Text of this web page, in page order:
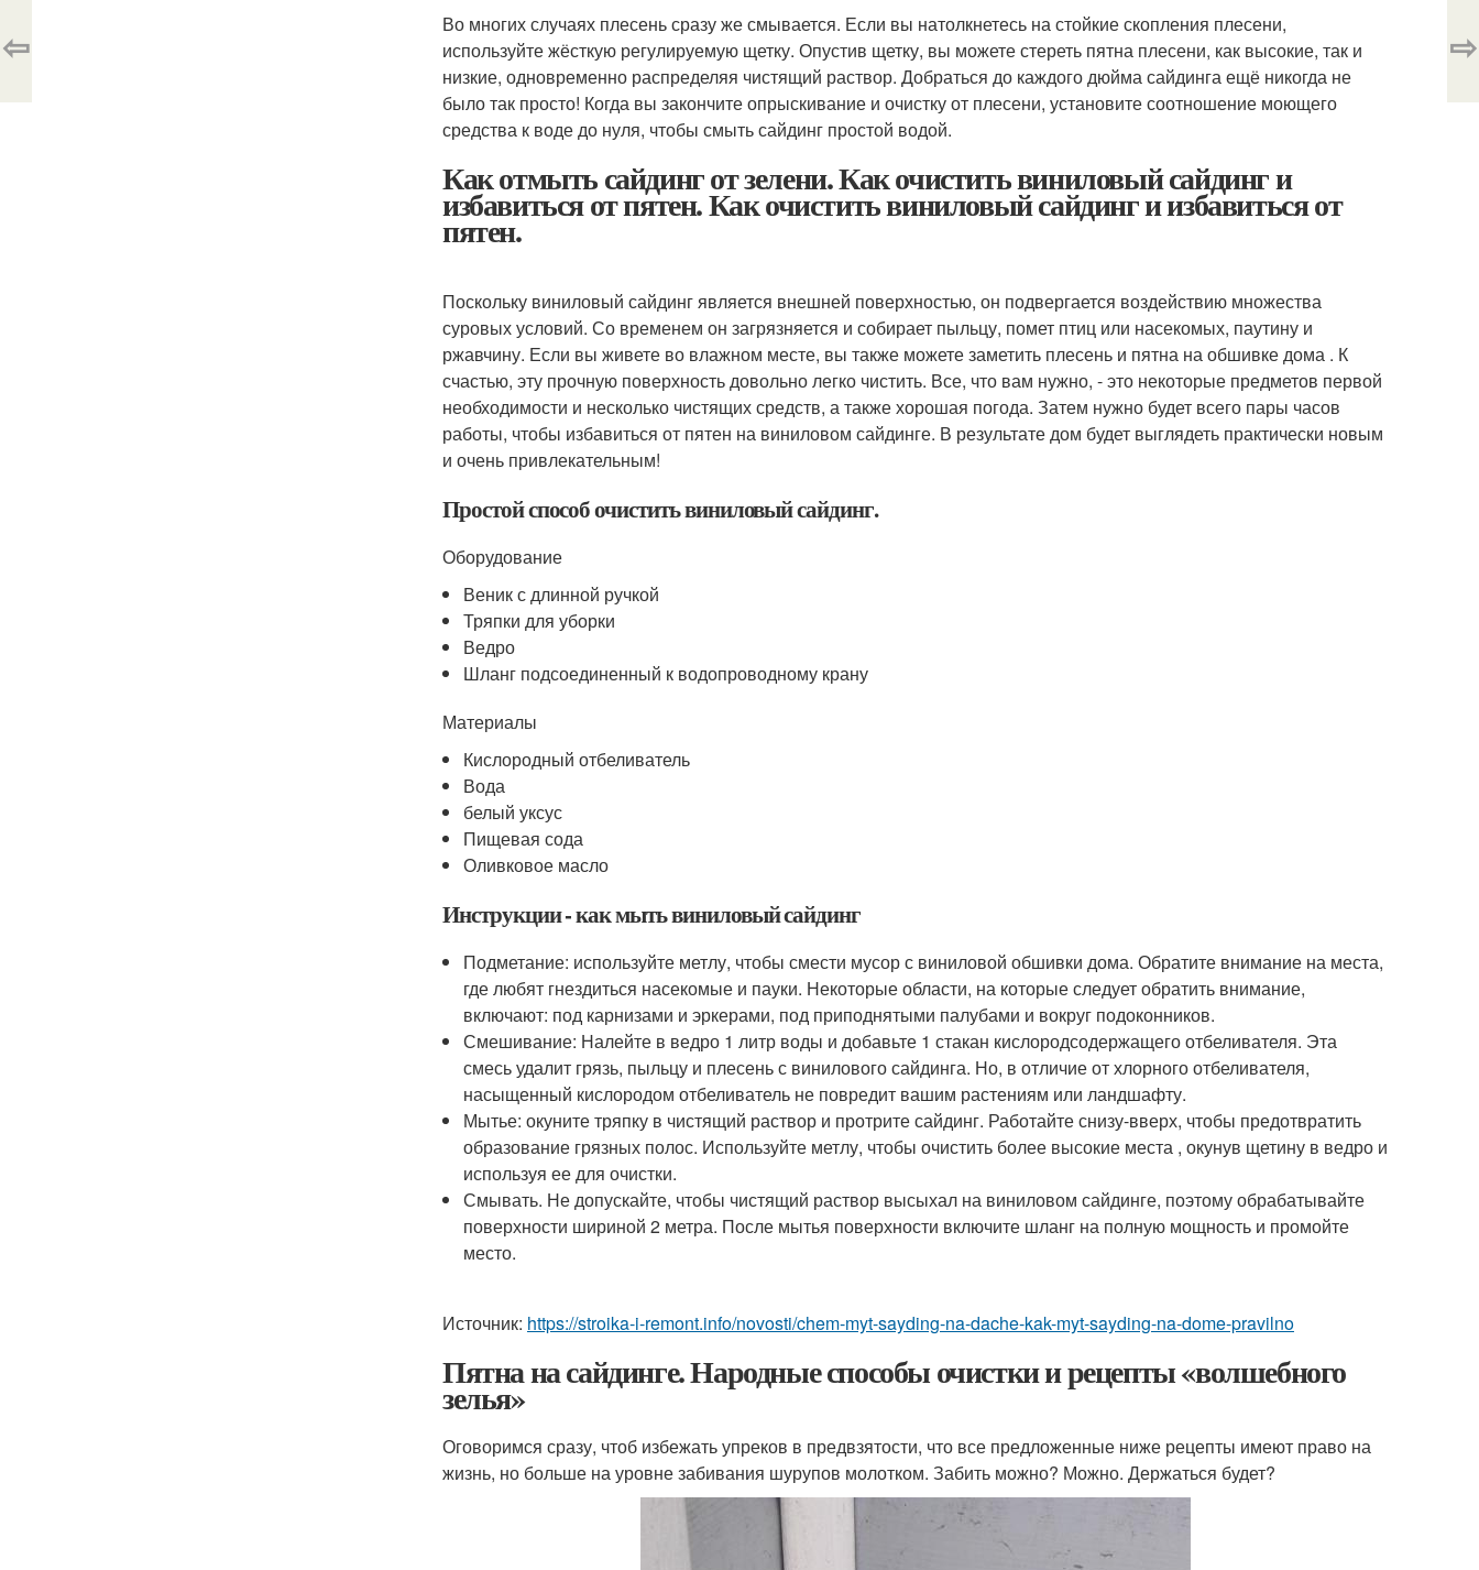
Во многих случаях плесень сразу же смывается. Если вы натолкнетесь на стойкие скопления плесени,
используйте жёсткую регулируемую щетку. Опустив щетку, вы можете стереть пятна плесени, как высокие, так и
низкие, одновременно распределяя чистящий раствор. Добраться до каждого дюйма сайдинга ещё никогда не
было так просто! Когда вы закончите опрыскивание и очистку от плесени, установите соотношение моющего
средства к воде до нуля, чтобы смыть сайдинг простой водой.
Как отмыть сайдинг от зелени. Как очистить виниловый сайдинг и
избавиться от пятен. Как очистить виниловый сайдинг и избавиться от
пятен.
Поскольку виниловый сайдинг является внешней поверхностью, он подвергается воздействию множества
суровых условий. Со временем он загрязняется и собирает пыльцу, помет птиц или насекомых, паутину и
ржавчину. Если вы живете во влажном месте, вы также можете заметить плесень и пятна на обшивке дома . К
счастью, эту прочную поверхность довольно легко чистить. Все, что вам нужно, - это некоторые предметов первой
необходимости и несколько чистящих средств, а также хорошая погода. Затем нужно будет всего пары часов
работы, чтобы избавиться от пятен на виниловом сайдинге. В результате дом будет выглядеть практически новым
и очень привлекательным!
Простой способ очистить виниловый сайдинг.
Оборудование
Веник с длинной ручкой
Тряпки для уборки
Ведро
Шланг подсоединенный к водопроводному крану
Материалы
Кислородный отбеливатель
Вода
белый уксус
Пищевая сода
Оливковое масло
Инструкции - как мыть виниловый сайдинг
Подметание: используйте метлу, чтобы смести мусор с виниловой обшивки дома. Обратите внимание на места,
где любят гнездиться насекомые и пауки. Некоторые области, на которые следует обратить внимание,
включают: под карнизами и эркерами, под приподнятыми палубами и вокруг подоконников.
Смешивание: Налейте в ведро 1 литр воды и добавьте 1 стакан кислородсодержащего отбеливателя. Эта
смесь удалит грязь, пыльцу и плесень с винилового сайдинга. Но, в отличие от хлорного отбеливателя,
насыщенный кислородом отбеливатель не повредит вашим растениям или ландшафту.
Мытье: окуните тряпку в чистящий раствор и протрите сайдинг. Работайте снизу-вверх, чтобы предотвратить
образование грязных полос. Используйте метлу, чтобы очистить более высокие места , окунув щетину в ведро и
используя ее для очистки.
Смывать. Не допускайте, чтобы чистящий раствор высыхал на виниловом сайдинге, поэтому обрабатывайте
поверхности шириной 2 метра. После мытья поверхности включите шланг на полную мощность и промойте
место.
Источник: https://stroika-i-remont.info/novosti/chem-myt-sayding-na-dache-kak-myt-sayding-na-dome-pravilno
Пятна на сайдинге. Народные способы очистки и рецепты «волшебного
зелья»
Оговоримся сразу, чтоб избежать упреков в предвзятости, что все предложенные ниже рецепты имеют право на
жизнь, но больше на уровне забивания шурупов молотком. Забить можно? Можно. Держаться будет?
⇦ ⇨